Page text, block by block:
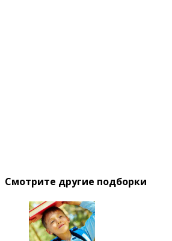
Смотрите другие подборки